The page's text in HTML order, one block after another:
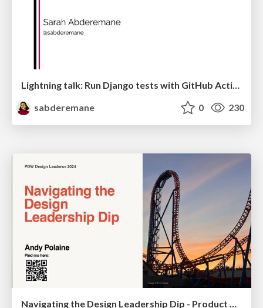
sabderemane
0 230
Navigating the Design Leadership Dip - Product Design Week Design Leaders+ Conference 2024